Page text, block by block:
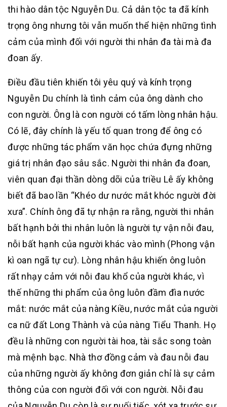
thi hào dân tộc Nguyễn Du. Cả dân tộc ta đã kính
trọng ông nhưng tôi vẫn muốn thể hiện những tình
cảm của mình đối với người thi nhân đa tài mà đa
đoan ấy.
Điều đầu tiên khiến tôi yêu quý và kính trọng
Nguyễn Du chính là tình cảm của ông dành cho
con người. Ông là con người có tấm lòng nhân hậu.
Có lẽ, đây chính là yếu tố quan trong để ông có
được những tác phẩm văn học chứa đựng những
giá trị nhân đạo sâu sắc. Người thi nhân đa đoan,
viên quan đại thần dòng dõi của triều Lê ấy không
biết đã bao lần “Khéo dư nước mắt khóc người đời
xưa”. Chính ông đã tự nhận ra rằng, người thi nhân
bất hạnh bởi thi nhân luôn là người tự vận nỗi đau,
nỗi bất hạnh của người khác vào mình (Phong vận
kì oan ngã tự cư). Lòng nhân hậu khiến ông luôn
rất nhạy cảm với nỗi đau khổ của người khác, vì
thế những thi phẩm của ông luôn đầm đìa nước
mắt: nước mắt của nàng Kiều, nước mắt của người
ca nữ đất Long Thành và của nàng Tiểu Thanh. Họ
đều là những con người tài hoa, tài sắc song toàn
mà mệnh bạc. Nhà thơ đồng cảm và đau nỗi đau
của những người ấy không đơn giản chỉ là sự cảm
thông của con người đối với con người. Nỗi đau